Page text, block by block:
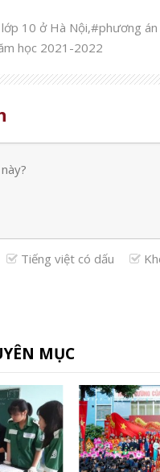
10 ở Hà Nội,#phương
học 2021-2022
Tiếng việt có dấu
MỤC